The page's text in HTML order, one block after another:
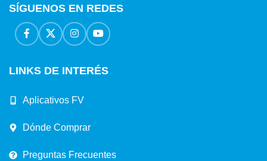
SÍGUENOS EN REDES
LINKS DE INTERÉS
Aplicativos FV
Dónde Comprar
Preguntas Frecuentes